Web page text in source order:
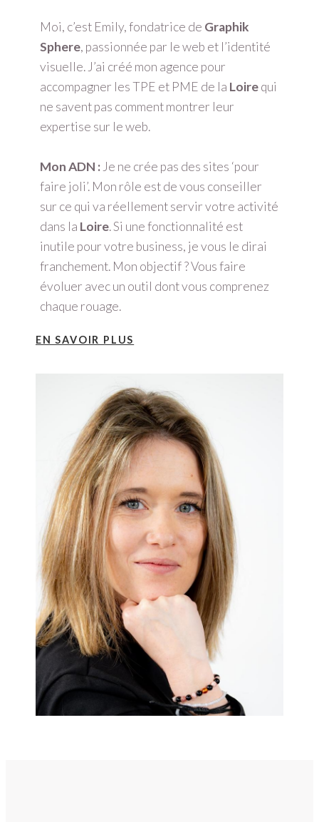
Moi, c’est Emily, fondatrice de Graphik
Sphere, passionnée par le web et l’identité
visuelle. J’ai créé mon agence pour
accompagner les TPE et PME de la Loirequi
ne savent pas comment montrer leur
expertise sur le web.
Mon ADN : Je ne crée pas des sites ‘pour
faire joli’. Mon rôle est de vous conseiller
sur ce qui va réellement servir votre activité
dans la Loire. Si une fonctionnalité est
inutile pour votre business, je vous le dirai
franchement. Mon objectif ? Vous faire
évoluer avec un outil dont vous comprenez
chaque rouage.
EN SAVOIR PLUS